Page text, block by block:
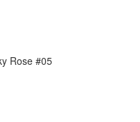
Rose #05